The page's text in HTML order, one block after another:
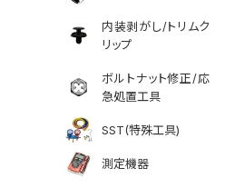
内装剥がし/トリムク
リップ
ボルトナット修正/応
急処置工具
SST(特殊工具)
測定機器